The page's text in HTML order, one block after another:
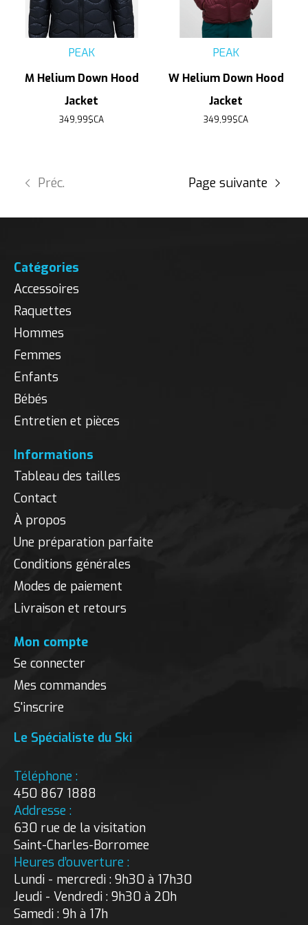
PEAK
M Helium Down Hood
Jacket
349,99$CA
PEAK
W Helium Down Hood
Jacket
349,99$CA
Préc. Page suivante
Catégories
Accessoires
Raquettes
Hommes
Femmes
Enfants
Bébés
Entretien et pièces
Informations
Tableau des tailles
Contact
À propos
Une préparation parfaite
Conditions générales
Modes de paiement
Livraison et retours
Mon compte
Se connecter
Mes commandes
S'inscrire
Le Spécialiste du Ski
Téléphone :
450 867 1888
Addresse :
630 rue de la visitation
Saint-Charles-Borromee
Heures d’ouverture :
Lundi - mercredi : 9h30 à 17h30
Jeudi - Vendredi : 9h30 à 20h
Samedi : 9h à 17h